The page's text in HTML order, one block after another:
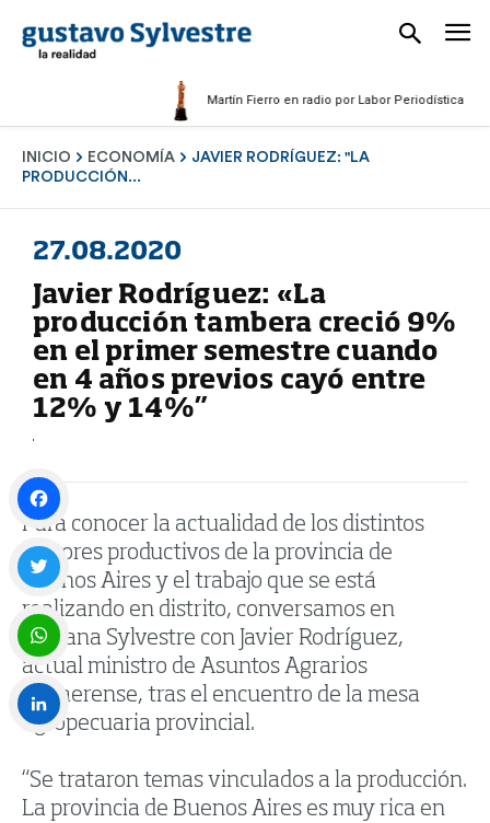
Martín Fierro en radio por Labor Periodística
INICIO ECONOMÍA
JAVIER RODRÍGUEZ: "LA
PRODUCCIÓN...
27.08.2020
Javier Rodríguez: «La
producción tambera creció 9%
en el primer semestre cuando
en 4 años previos cayó entre
12% y 14%”
Para conocer la actualidad de los distintos
sectores productivos de la provincia de
Buenos Aires y el trabajo que se está
realizando en distrito, conversamos en
Mañana Sylvestre con Javier Rodríguez,
actual ministro de Asuntos Agrarios
bonaerense, tras el encuentro de la mesa
agropecuaria provincial.
“Se trataron temas vinculados a la producción.
La provincia de Buenos Aires es muy rica en
Facebook
Twitter
WhatsApp